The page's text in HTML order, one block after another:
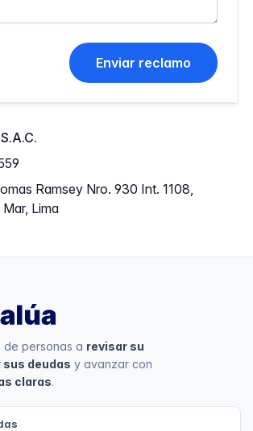
Enviar reclamo
Ramsey Nro. 930 Int. 1108,
Lima
de personas a revisar su
sus deudas y avanzar con
claras.